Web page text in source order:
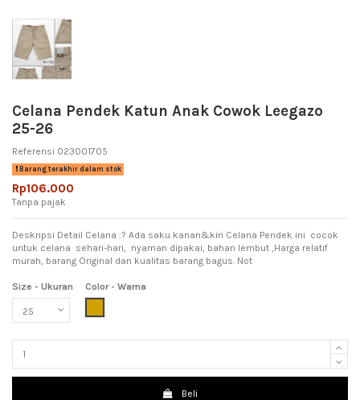
Celana Pendek Katun Anak Cowok Leegazo
25-26
Referensi 023001705
Barang terakhir dalam stok
Rp106.000
Tanpa pajak
Deskripsi Detail Celana :? Ada saku kanan&kiri Celana Pendek ini cocok
untuk celana sehari-hari, nyaman dipakai, bahan lembut ,Harga relatif
murah, barang Original dan kualitas barang bagus. Not
Size - Ukuran
Color - Warna
Beli